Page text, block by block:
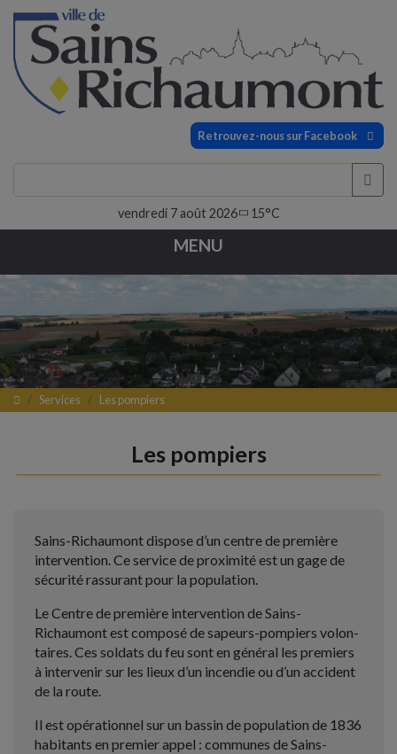
Retrouvez-nous sur Facebook
vendredi 7 août 2026 15°C
MENU
Services Les pompiers
Les pompiers
Sains-Richaumont dispose d’un centre de première
intervention. Ce service de proximité est un gage de
sécurité rassurant pour la population.
Le Centre de première intervention de Sains-
Richaumont est composé de sapeurs-pompiers volon-
taires. Ces soldats du feu sont en général les premiers
à intervenir sur les lieux d’un incendie ou d’un accident
de la route.
Il est opérationnel sur un bassin de population de 1836
habitants en premier appel : communes de Sains-